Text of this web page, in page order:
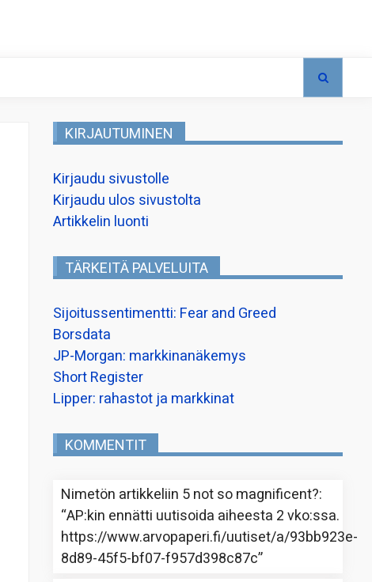
KIRJAUTUMINEN
Kirjaudu sivustolle
Kirjaudu ulos sivustolta
Artikkelin luonti
TÄRKEITÄ PALVELUITA
Sijoitussentimentti: Fear and Greed
Borsdata
JP-Morgan: markkinanäkemys
Short Register
Lipper: rahastot ja markkinat
KOMMENTIT
Nimetön artikkeliin 5 not so magnificent?:
“AP:kin ennätti uutisoida aiheesta 2 vko:ssa.
https://www.arvopaperi.fi/uutiset/a/93bb923e-
8d89-45f5-bf07-f957d398c87c”